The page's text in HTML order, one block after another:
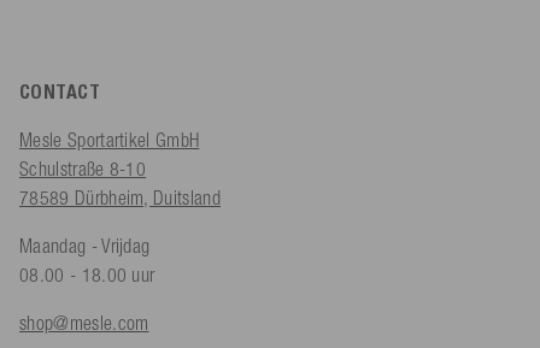
CONTACT
Mesle Sportartikel GmbH
Schulstraße 8-10
78589 Dürbheim, Duitsland
Maandag - Vrijdag
08.00 - 18.00 uur
shop@mesle.com